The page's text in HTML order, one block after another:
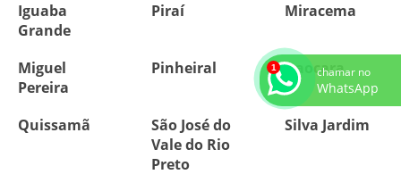
Iguaba
Grande
Piraí Miracema
Miguel
Pereira
Pinheiral Itaocara
Quissamã
São José do
Vale do Rio
Preto
Silva Jardim
chamar no
WhatsApp